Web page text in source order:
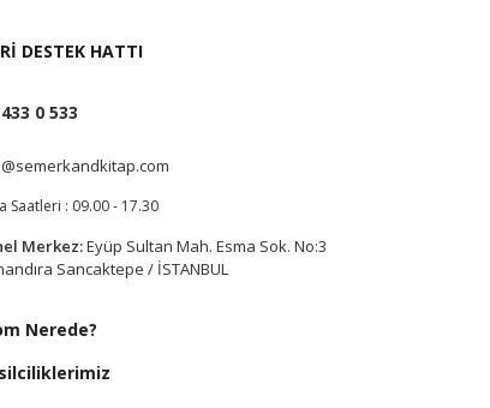
DESTEK HATTI
0 533
Saatleri : 09.00 - 17.30
Merkez:Eyüp Sultan Mah. Esma Sok. No:3
Sancaktepe / İSTANBUL
Nerede?